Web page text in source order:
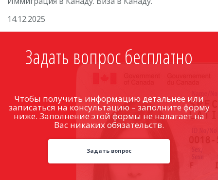
14.12.2025
Задать вопрос бесплатно
Чтобы получить информацию детальнее или
записаться на консультацию – заполните форму
ниже. Заполнение этой формы не налагает на
Вас никаких обязательств.
Задать вопрос